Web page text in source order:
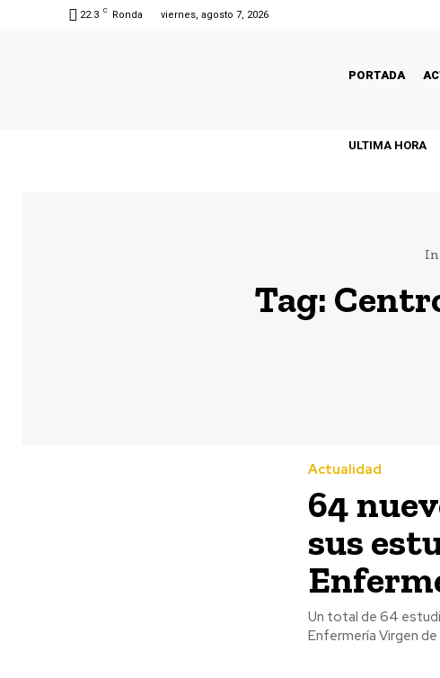
22.3 C Ronda viernes, agosto 7, 2026
PORTADA
ULTIMA HORA
Tag:
Actualidad
64
sus
Un total de 64
Enfermería Virgen de